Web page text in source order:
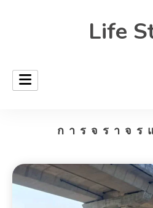
Life
การจราจร